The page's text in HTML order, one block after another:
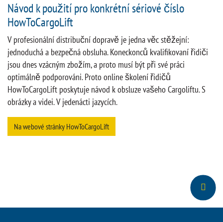
Návod k použití pro konkrétní sériové číslo
HowToCargoLift
V profesionální distribuční dopravě je jedna věc stěžejní:
jednoduchá a bezpečná obsluha. Koneckonců kvalifikovaní řidiči
jsou dnes vzácným zbožím, a proto musí být při své práci
optimálně podporováni. Proto online školení řidičů
HowToCargoLift poskytuje návod k obsluze vašeho Cargoliftu. S
obrázky a videi. V jedenácti jazycích.
Na webové stránky HowToCargoLift